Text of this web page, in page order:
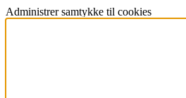
Administrer samtykke til cookies